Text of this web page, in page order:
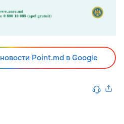
Point.md в Google